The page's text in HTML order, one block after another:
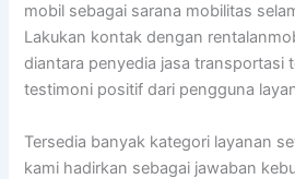
mobil sebagai sarana mobilitas
Lakukan kontak dengan
diantara penyedia jasa transportasi
testimoni positif dari pengguna
Tersedia banyak kategori layanan
kami hadirkan sebagai jawaban